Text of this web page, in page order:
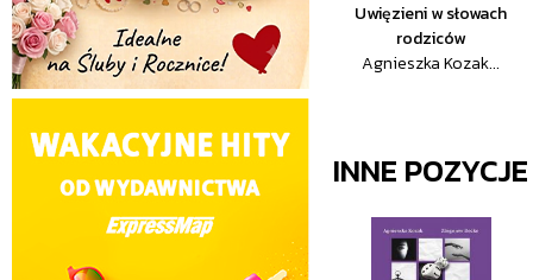
Uwięzieni w słowach
rodziców
Agnieszka Kozak...
INNE